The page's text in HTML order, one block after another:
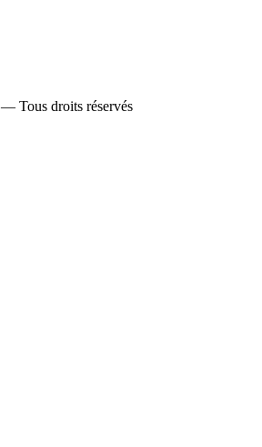
— Tous droits réservés